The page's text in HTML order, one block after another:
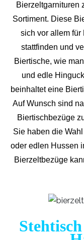
Bierzeltgarnituren
Sortiment. Diese
sich vor allem für
stattfinden und
Biertische, wie
und edle
beinhaltet eine
Auf Wunsch sind
Biertischbezüge
Sie haben die
oder edlen Hussen
Bierzeltbezüge